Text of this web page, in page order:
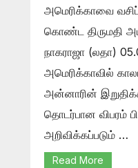
அமெரிக்காவை
கொண்ட திருமதி
நாகராஜா (லதா)
அமெரிக்காவில்
அன்னாரின்
தொடர்பான விபரம்
அறிவிக்கப்படும் …
Read More